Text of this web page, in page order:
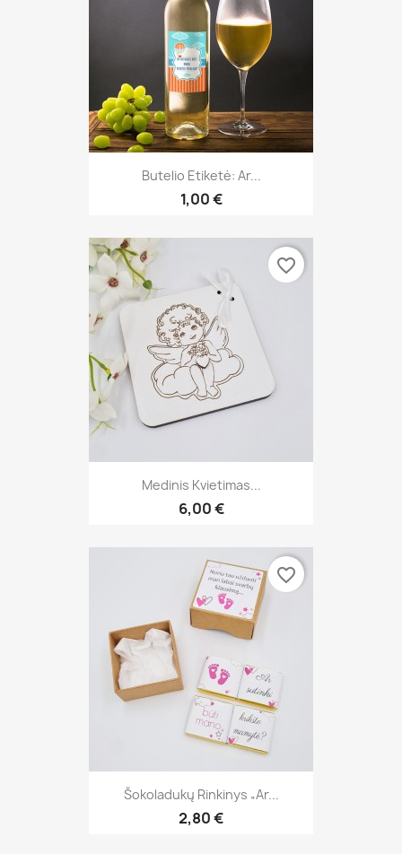
Butelio Etiketė: Ar...
1,00 €
Medinis Kvietimas...
6,00 €
favorite_border
Šokoladukų Rinkinys „Ar...
2,80 €
favorite_border